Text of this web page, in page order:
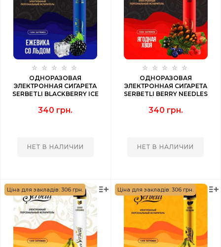
ОДНОРАЗОВАЯ
ЭЛЕКТРОННАЯ СИГАРЕТА
SERBETLI BLACKBERRY ICE
PUFF
340 грн.
НЕТ В НАЛИЧИИ
ОДНОРАЗОВАЯ
ЭЛЕКТРОННАЯ СИГАРЕТА
SERBETLI BERRY NEEDLES
340 грн.
НЕТ В НАЛИЧИИ
Ціна для закладів: 306 грн. Ціна для закладів: 306 грн.